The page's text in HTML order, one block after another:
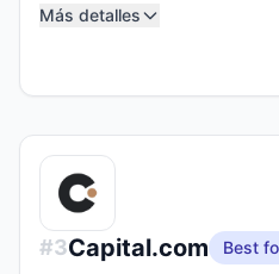
Más detalles
#3Capital.com
Best